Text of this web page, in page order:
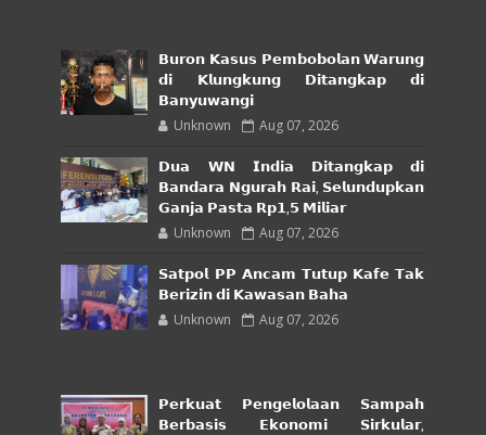
𝗕𝘂𝗿𝗼𝗻 𝗞𝗮𝘀𝘂𝘀 𝗣𝗲𝗺𝗯𝗼𝗯𝗼𝗹𝗮𝗻 𝗪𝗮𝗿𝘂𝗻𝗴
𝗱𝗶 𝗞𝗹𝘂𝗻𝗴𝗸𝘂𝗻𝗴 𝗗𝗶𝘁𝗮𝗻𝗴𝗸𝗮𝗽 𝗱𝗶
𝗕𝗮𝗻𝘆𝘂𝘄𝗮𝗻𝗴𝗶
Unknown Aug 07, 2026
𝗗𝘂𝗮 𝗪𝗡 𝗜𝗻𝗱𝗶𝗮 𝗗𝗶𝘁𝗮𝗻𝗴𝗸𝗮𝗽 𝗱𝗶
𝗕𝗮𝗻𝗱𝗮𝗿𝗮 𝗡𝗴𝘂𝗿𝗮𝗵 𝗥𝗮𝗶, 𝗦𝗲𝗹𝘂𝗻𝗱𝘂𝗽𝗸𝗮𝗻
𝗚𝗮𝗻𝗷𝗮 𝗣𝗮𝘀𝘁𝗮 𝗥𝗽𝟭,𝟱 𝗠𝗶𝗹𝗶𝗮𝗿
Unknown Aug 07, 2026
𝗦𝗮𝘁𝗽𝗼𝗹 𝗣𝗣 𝗔𝗻𝗰𝗮𝗺 𝗧𝘂𝘁𝘂𝗽 𝗞𝗮𝗳𝗲 𝗧𝗮𝗸
𝗕𝗲𝗿𝗶𝘇𝗶𝗻 𝗱𝗶 𝗞𝗮𝘄𝗮𝘀𝗮𝗻 𝗕𝗮𝗵𝗮
Unknown Aug 07, 2026
𝗣𝗲𝗿𝗸𝘂𝗮𝘁 𝗣𝗲𝗻𝗴𝗲𝗹𝗼𝗹𝗮𝗮𝗻 𝗦𝗮𝗺𝗽𝗮𝗵
𝗕𝗲𝗿𝗯𝗮𝘀𝗶𝘀 𝗘𝗸𝗼𝗻𝗼𝗺𝗶 𝗦𝗶𝗿𝗸𝘂𝗹𝗮𝗿,